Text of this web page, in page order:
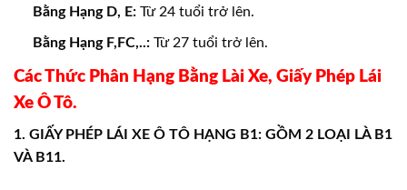
Bằng Hạng D, E:Từ 24 tuổi trở lên.
Bằng Hạng F,FC,..:Từ 27 tuổi trở lên.
Các Thức Phân Hạng Bằng Lài Xe, Giấy Phép Lái
Xe Ô Tô.
1. GIẤY PHÉP LÁI XE Ô TÔ HẠNG B1: GỒM 2 LOẠI LÀ B1
VÀ B11.